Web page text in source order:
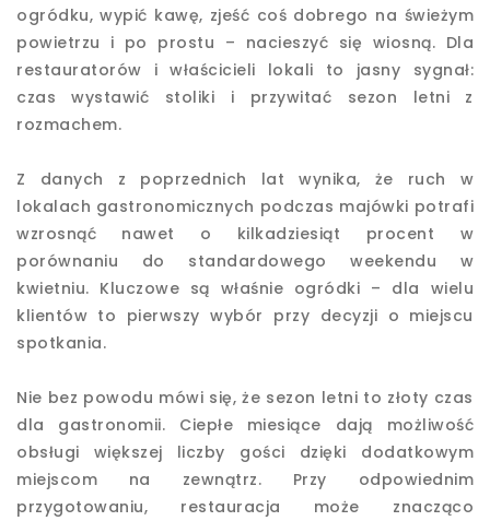
ogródku, wypić kawę, zjeść coś dobrego na świeżym
powietrzu i po prostu – nacieszyć się wiosną. Dla
restauratorów i właścicieli lokali to jasny sygnał:
czas wystawić stoliki i przywitać sezon letni z
rozmachem.
Z danych z poprzednich lat wynika, że ruch w
lokalach gastronomicznych podczas majówki potrafi
wzrosnąć nawet o kilkadziesiąt procent w
porównaniu do standardowego weekendu w
kwietniu. Kluczowe są właśnie ogródki – dla wielu
klientów to pierwszy wybór przy decyzji o miejscu
spotkania.
Nie bez powodu mówi się, że sezon letni to złoty czas
dla gastronomii. Ciepłe miesiące dają możliwość
obsługi większej liczby gości dzięki dodatkowym
miejscom na zewnątrz. Przy odpowiednim
przygotowaniu, restauracja może znacząco